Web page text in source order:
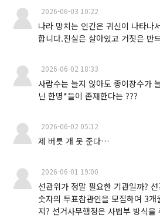
2026-06-03 10:22
나라 망치는 인간은 귀신이 나타나
합니다.진실은 살아있고 거짓은 반
2026-06-02 18:33
사람수는 늘지 않아도 종이장수가
닌 한명*들이 존재한다는 ???
2026-06-02 05:12
제 버릇 개 못 준다…
2026-06-01 19:00
선관위가 정말 필요한 기관일까?
숫자의 투표참관인을 모집하여 3
지? 선거사무행정은 사법부 방식